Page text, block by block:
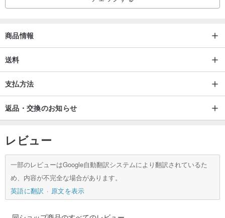
サテンリボンの端がほつれた場合は、ほつれた部分をハサミでカッ
〇ラッピングについて
作品は全て無料簡易ラッピングをしてお届けしております。(1番最
そのままプレゼントとしてもお使いいただけます。
欄』に『個別ラッピング』とご記入ください。
-----------------------------------------------------------
コーギー／犬／わんこ／コーギーポーチ／コーギー小物／コーギー
巾着／犬ポーチ／犬小物／犬巾着／鳥／とり／鳥小物／鳥ポーチ／
鳥巾着／巾着／巾着ポーチ／巾着袋／ポーチ／カラフル／メイクポ
商品情報
送料
支払方法
返品・交換のお知らせ
レビュー
一部のレビューはGoogle自動翻訳システムにより翻訳されているた
め、内容が不完全な場合があります。
英語に翻訳
原文を表示